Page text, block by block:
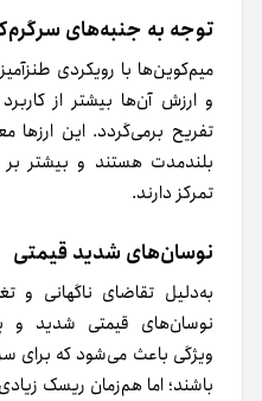
توجه به جنبه‌های
میم‌کوین‌ها با رویکردی
و ارزش آن‌ها بیشتر از
تفریح برمی‌گردد. این ارزها
بلندمدت هستند و بیشتر
تمرکز دارند.
نوسان‌های شدید قیمتی
به‌دلیل تقاضای ناگهانی و
نوسان‌های قیمتی شدید و
ویژگی باعث می‌شود که برای
باشند؛ اما هم‌زمان ریسک